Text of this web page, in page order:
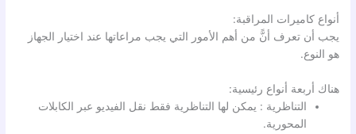
أنواع كاميرات المراقبة:
يجب أن تعرف أنًّ من أهم الأمور التي يجب مراعاتها عند اختيار الجهاز
هو النوع.
هناك أربعة أنواع رئيسية:
التناظرية : يمكن لها التناظرية فقط نقل الفيديو عبر الكابلات
المحورية.